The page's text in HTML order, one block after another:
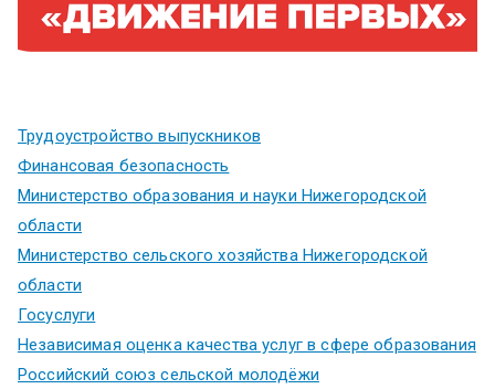
Трудоустройство выпускников
Финансовая безопасность
Министерство образования и науки Нижегородской
области
Министерство сельского хозяйства Нижегородской
области
Госуслуги
Независимая оценка качества услуг в сфере образования
Российский союз сельской молодёжи